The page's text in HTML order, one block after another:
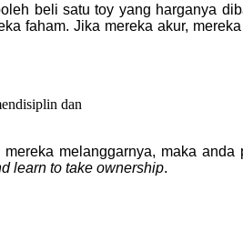
beli satu toy yang harganya
faham. Jika mereka akur,
dan
melanggarnya, maka
learn to take ownership.